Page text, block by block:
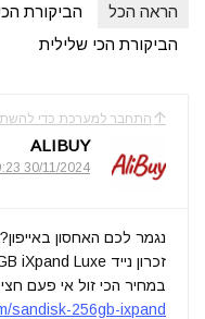
הראה הכל הביקורת
הביקורת הכי שלילית
התחבר למערכת כדי
ALIBUY
30/11/2024 at 9:23
נגמר לכם האחסון
זכרון נייד SanDisk 256GB iXpand Luxe למכשירי אפל
במחיר הכי זול אי פעם
sandisk-256gb-ixpand/